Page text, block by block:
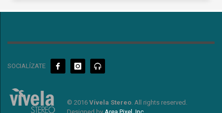
SOCIALÍZATE
© 2016 Vívela Stereo. All rights reserved.